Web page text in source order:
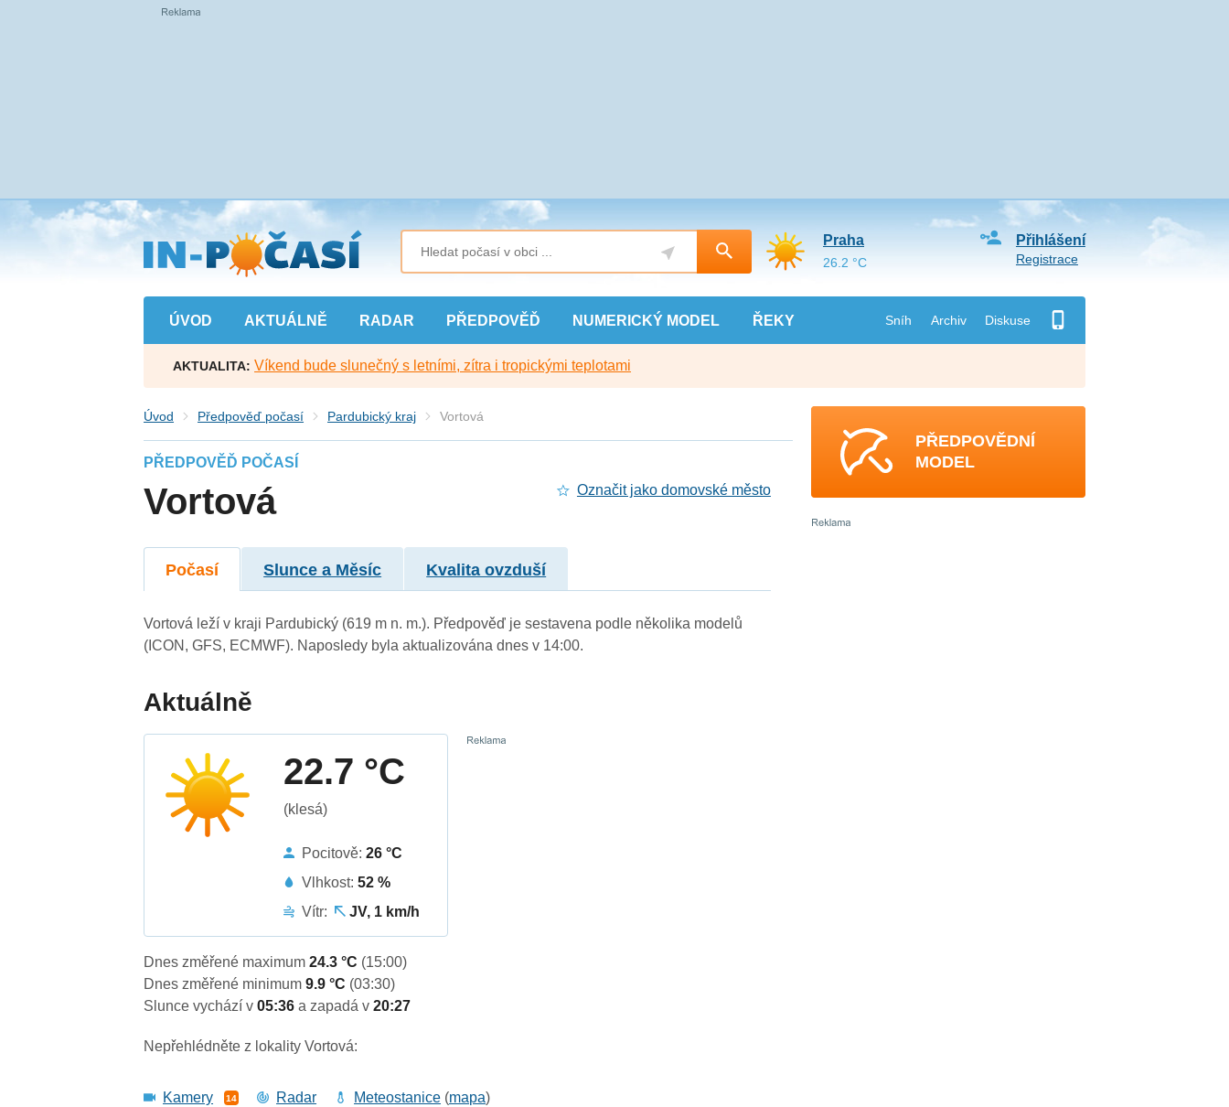
Přejít
na
hlavní
obsah
ÚVOD AKTUÁLNĚ RADAR PŘEDPOVĚĎ NUMERICKÝ MODEL ŘEKY Sníh Archiv Diskuse
Přihlášení
Registrace
Praha
26.2 °C
AKTUALITA: Víkend bude slunečný s letními, zítra i tropickými teplotami
Úvod Předpověď počasí Pardubický kraj Vortová
PŘEDPOVĚĎ POČASÍ
Vortová Označit jako domovské město
Počasí Slunce a Měsíc Kvalita ovzduší
Vortová leží v kraji Pardubický (619 m n. m.). Předpověď je sestavena podle několika modelů
(ICON, GFS, ECMWF). Naposledy byla aktualizována dnes v 14:00.
Aktuálně
22.7 °C
(klesá)
Pocitově:26 °C
Vlhkost:52 %
Vítr:
JV, 1 km/h
Dnes změřené maximum24.3 °C (15:00)
Dnes změřené minimum9.9 °C (03:30)
Slunce vychází v05:36a zapadá v20:27
Nepřehlédněte z lokality Vortová:
Kamery 14 Radar Meteostanice (mapa)
PŘEDPOVĚDNÍ
MODEL